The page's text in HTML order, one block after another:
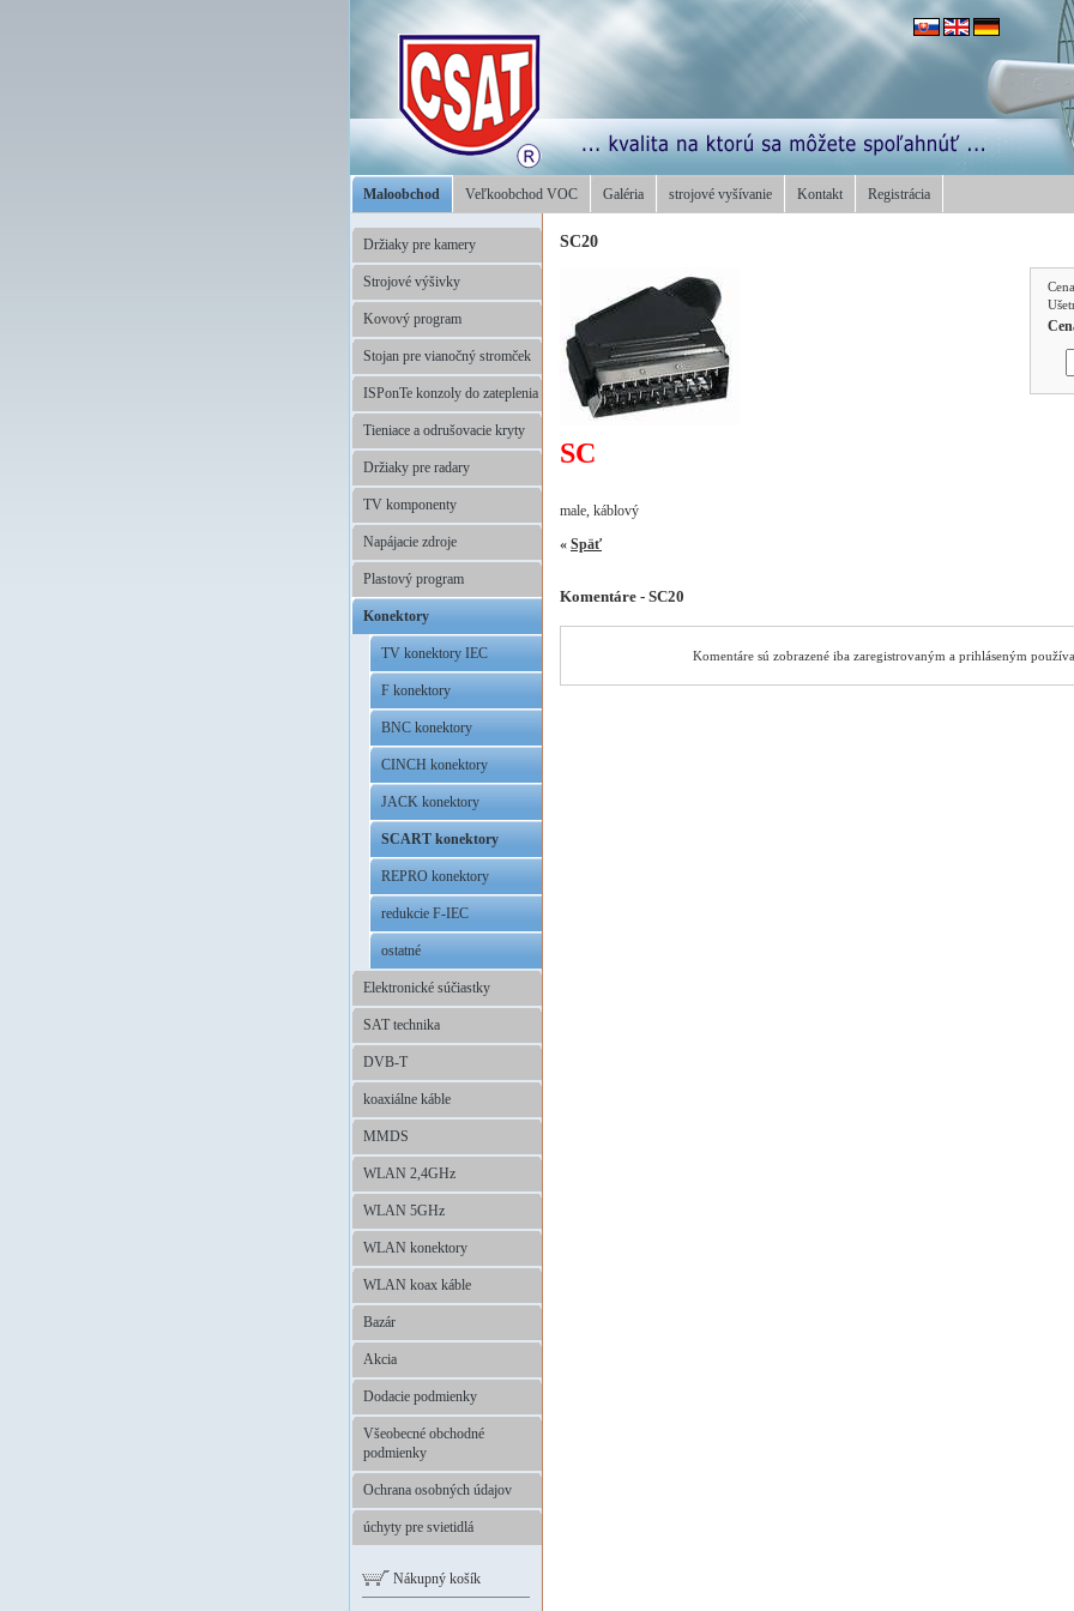
Maloobchod Veľkoobchod VOC Galéria strojové vyšívanie Kontakt Registrácia
Držiaky pre kamery
Strojové výšivky
Kovový program
Stojan pre vianočný stromček
ISPonTe konzoly do zateplenia
Tieniace a odrušovacie kryty
Držiaky pre radary
TV komponenty
Napájacie zdroje
Plastový program
Konektory
TV konektory IEC
F konektory
BNC konektory
CINCH konektory
JACK konektory
SCART konektory
REPRO konektory
redukcie F-IEC
ostatné
Elektronické súčiastky
SAT technika
DVB-T
koaxiálne káble
MMDS
WLAN 2,4GHz
WLAN 5GHz
WLAN konektory
WLAN koax káble
Bazár
Akcia
Dodacie podmienky
Všeobecné obchodné
podmienky
Ochrana osobných údajov
úchyty pre svietidlá
Nákupný košík
SC20
SC
male, káblový
« Späť
Komentáre - SC20
Komentáre sú zobrazené iba zaregistrovaným a prihláseným